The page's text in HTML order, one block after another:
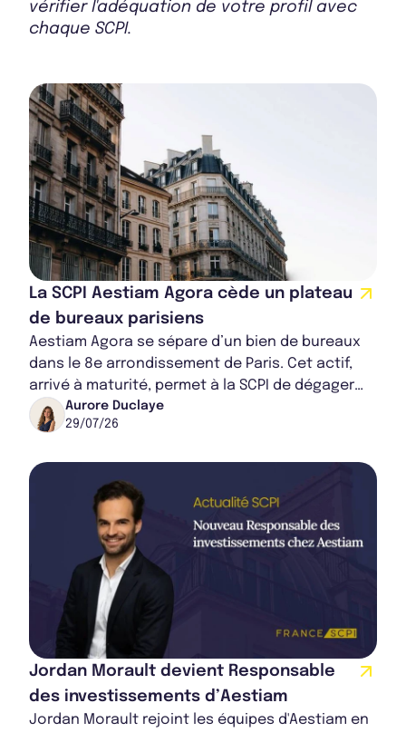
vérifier l'adéquation de votre profil avec
chaque SCPI.
La SCPI Aestiam Agora cède un plateau
de bureaux parisiens
Aestiam Agora se sépare d’un bien de bureaux
dans le 8e arrondissement de Paris. Cet actif,
arrivé à maturité, permet à la SCPI de dégager
une importante plus-value sur la vente.
Aurore Duclaye
29/07/26
Jordan Morault devient Responsable
des investissements d’Aestiam
Jordan Morault rejoint les équipes d'Aestiam en